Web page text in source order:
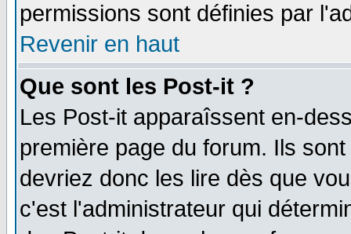
permissions sont définies par
Revenir en haut
Que sont les Post-it ?
Les Post-it apparaîssent en-
première page du forum. Ils
devriez donc les lire dès que
c'est l'administrateur qui